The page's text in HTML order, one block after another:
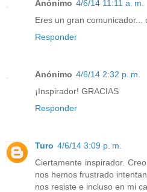
Anónimo 4/6/14 11:11 a. m.
Eres un gran comunicador...
Responder
Anónimo 4/6/14 2:32 p. m.
¡Inspirador! GRACIAS
Responder
Turo 4/6/14 3:09 p. m.
Ciertamente inspirador.
nos hemos frustrado
nos resiste e incluso en mi